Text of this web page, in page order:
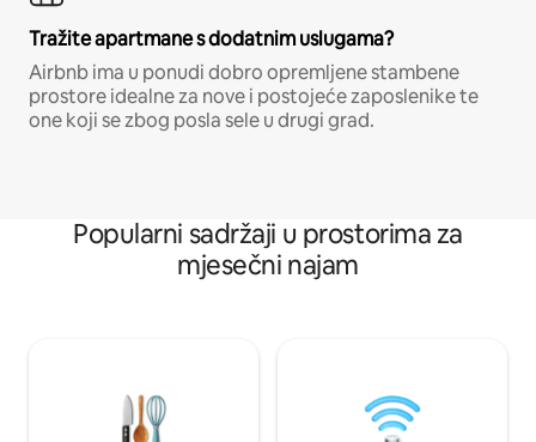
Tražite apartmane s dodatnim uslugama?
Airbnb ima u ponudi dobro opremljene stambene
prostore idealne za nove i postojeće zaposlenike te
one koji se zbog posla sele u drugi grad.
Popularni sadržaji u prostorima za
mjesečni najam